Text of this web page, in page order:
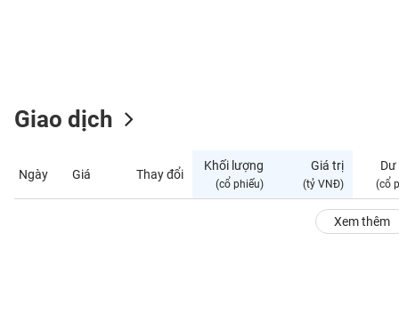
Giao dịch
Ngày Giá Thay đổi
Khối lượng
(cổ phiếu)
Giá trị
(tỷ VNĐ)
Dư
(cổ
Xem thêm
CÁ
NHÂN